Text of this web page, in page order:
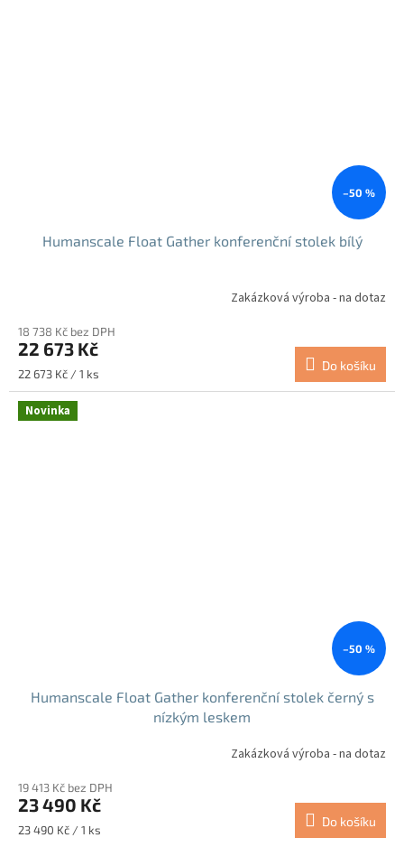
–50 %
Humanscale Float Gather konferenční stolek bílý
Zakázková výroba - na dotaz
18 738 Kč bez DPH
22 673 Kč
Měrná
cena:
22 673 Kč / 1 ks
Do košíku
Novinka
–50 %
Humanscale Float Gather konferenční stolek černý s
nízkým leskem
Zakázková výroba - na dotaz
19 413 Kč bez DPH
23 490 Kč
Měrná
23 490 Kč / 1 ks
Do košíku